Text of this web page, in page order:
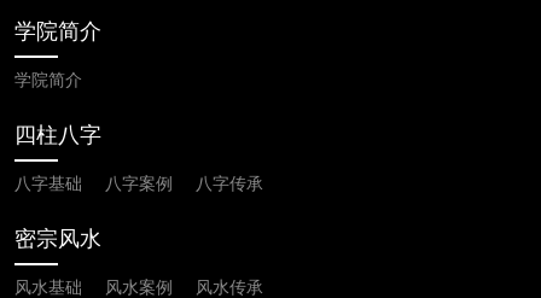
学院简介
学院简介
四柱八字
八字基础 八字案例 八字传承
密宗风水
风水基础 风水案例 风水传承